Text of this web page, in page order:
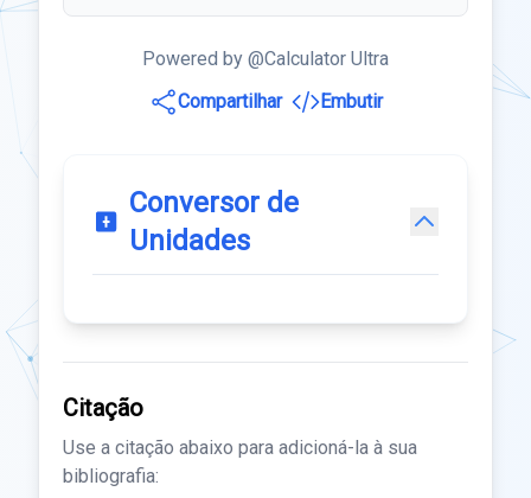
Powered by @Calculator Ultra
Compartilhar
Embutir
Conversor de
Unidades
Citação
Use a citação abaixo para adicioná-la à sua
bibliografia: